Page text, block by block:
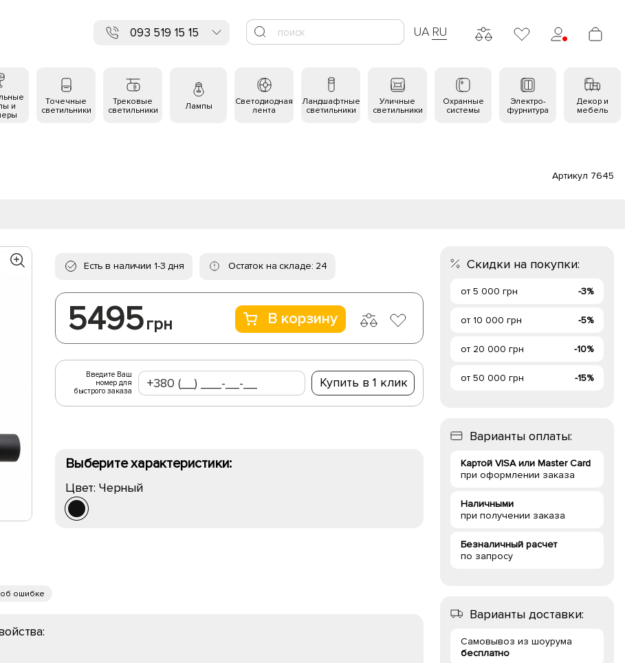
093 519 15 15 UA RU
и
Точечные
светильники
Трековые
светильники
Лампы
Светодиодная
лента
Ландшафтные
светильники
Уличные
светильники
Охранные
системы
Электро-
фурнитура
Декор и
мебель
Артикул 7645
Есть в наличии 1-3 дня Остаток на складе: 24
5495 грн В корзину
Введите Ваш
номер для
быстрого заказа
Купить в 1 клик
Выберите характеристики:
Цвет: Черный
ошибке
Скидки на покупки:
от 5 000 грн -3%
от 10 000 грн -5%
от 20 000 грн -10%
от 50 000 грн -15%
Варианты оплаты:
Картой VISA или Master Card
при оформлении заказа
Наличными
при получении заказа
Безналичный расчет
по запросу
Варианты доставки:
Самовывоз из шоурума
бесплатно